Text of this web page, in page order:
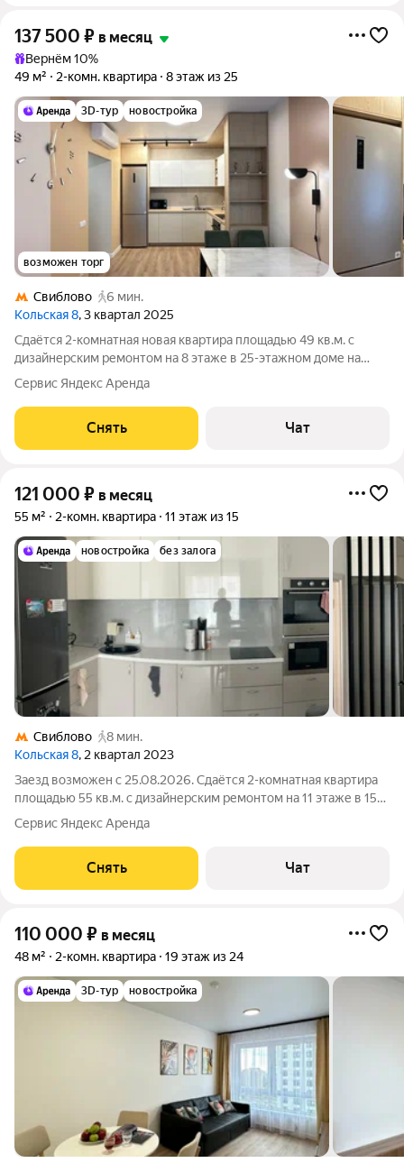
137 500 ₽ в месяц
Вернём 10%
49 м²
2-комн. квартира 8 этаж из 25
3D-тур новостройка
возможен торг
Свиблово
6 мин.
Кольская 8, 3 квартал 2025
Сдаётся 2-комнатная новая квартира площадью 49 кв.м. с
дизайнерским ремонтом на 8 этаже в 25-этажном доме на
срок от 11 месяцев. Из техники есть: Телевизор в каждой
комнате Духовой шкаф Стиральная машина Холодильник
Посудомоечная машина
Сервис Яндекс Аренда
Снять Чат
121 000 ₽ в месяц
55 м² 2-комн. квартира 11 этаж из 15
новостройка без залога
Свиблово
8 мин.
Кольская 8, 2 квартал 2023
Заезд возможен с 25.08.2026. Сдаётся 2-комнатная квартира
площадью 55 кв.м. с дизайнерским ремонтом на 11 этаже в 15-
этажном доме на срок от 11 месяцев. Из техники есть:
Телевизор Духовой шкаф Стиральная машина Сушильная
Сервис Яндекс Аренда
Снять Чат
110 000 ₽ в месяц
48 м² 2-комн. квартира 19 этаж из 24
3D-тур новостройка